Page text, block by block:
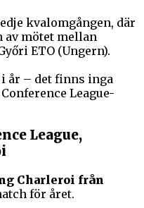
kvalomgången, där
av mötet mellan
ETO (Ungern).
år – det finns inga
League-
League,
Charleroi från
för året.